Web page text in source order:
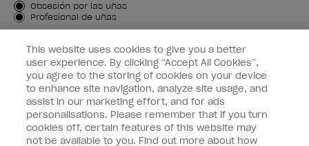
Tipo de cliente
Obsesión por las uñas
Profesional de uñas
APÚNTAME
Customer Information
Connect with OPI
This website uses cookies to give you a better
user experience. By clicking “Accept All Cookies”,
you agree to the storing of cookies on your device
to enhance site navigation, analyze site usage, and
assist in our marketing effort, and for ads
personalisations. Please remember that if you turn
cookies off, certain features of this website may
not be available to you. Find out more about how